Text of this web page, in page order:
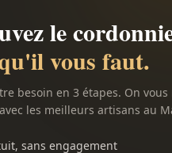
le
vous faut.
besoin en 3 étapes. On vous
les meilleurs artisans au
sans engagement